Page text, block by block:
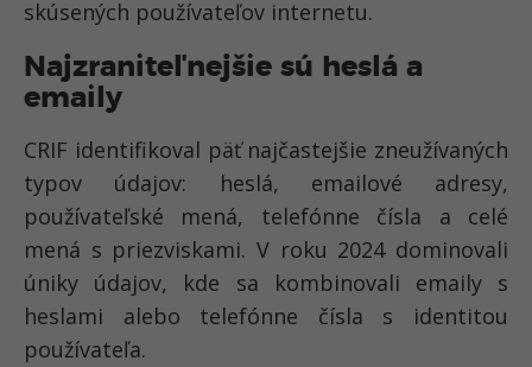
skúsených používateľov internetu.
Najzraniteľnejšie sú heslá a
emaily
CRIF identifikoval päť najčastejšie zneužívaných
typov údajov: heslá, emailové adresy,
používateľské mená, telefónne čísla a celé
mená s priezviskami. V roku 2024 dominovali
úniky údajov, kde sa kombinovali emaily s
heslami alebo telefónne čísla s identitou
používateľa.